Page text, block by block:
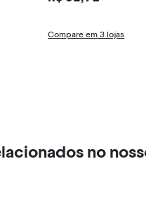
Compare em 3 lojas
no